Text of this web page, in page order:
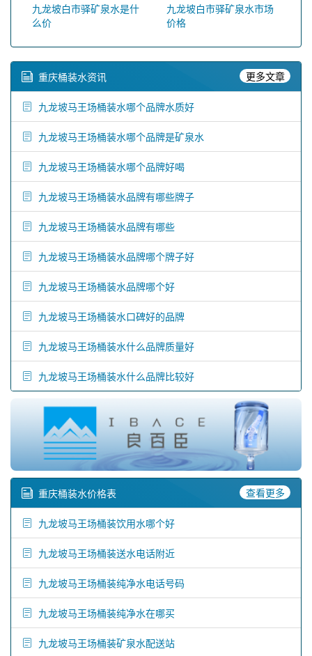
九龙坡白市驿矿泉水是什
么价
九龙坡白市驿矿泉水市场
价格
重庆桶装水资讯 更多文章
九龙坡马王场桶装水哪个品牌水质好
九龙坡马王场桶装水哪个品牌是矿泉水
九龙坡马王场桶装水哪个品牌好喝
九龙坡马王场桶装水品牌有哪些牌子
九龙坡马王场桶装水品牌有哪些
九龙坡马王场桶装水品牌哪个牌子好
九龙坡马王场桶装水品牌哪个好
九龙坡马王场桶装水口碑好的品牌
九龙坡马王场桶装水什么品牌质量好
九龙坡马王场桶装水什么品牌比较好
重庆桶装水价格表 查看更多
九龙坡马王场桶装饮用水哪个好
九龙坡马王场桶装送水电话附近
九龙坡马王场桶装纯净水电话号码
九龙坡马王场桶装纯净水在哪买
九龙坡马王场桶装矿泉水配送站